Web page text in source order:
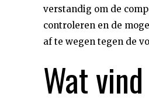
verstandig om de
controleren en de
af te wegen tegen de
Wat